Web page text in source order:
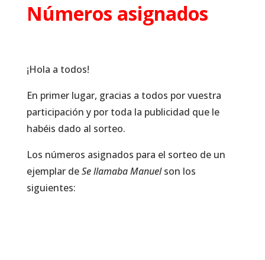
Números asignados
¡Hola a todos!
En primer lugar, gracias a todos por vuestra
participación y por toda la publicidad que le
habéis dado al sorteo.
Los números asignados para el sorteo de un
ejemplar deSe llamaba Manuelson los
siguientes: